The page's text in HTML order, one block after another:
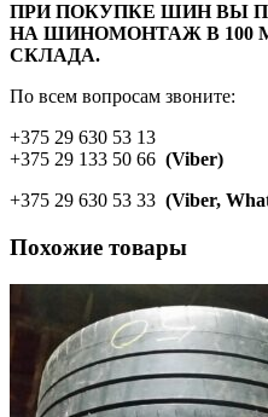
ПРИ ПОКУПКЕ ШИН ВЫ
НА ШИНОМОНТАЖ В 100
СКЛАДА.
По всем вопросам звоните:
+375 29 630 53 13
+375 29 133 50 66 (Viber)
+375 29 630 53 33 (Viber,
Похожие товары